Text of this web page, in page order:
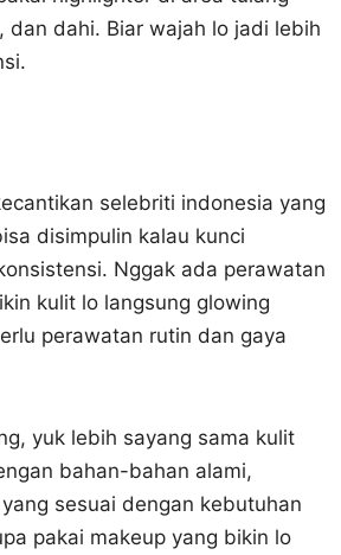
dan dahi. Biar wajah lo jadi lebih
selebriti indonesia yang
disimpulin kalau kunci
Nggak ada perawatan
kulit lo langsung glowing
perawatan rutin dan gaya
yuk lebih sayang sama kulit
bahan-bahan alami,
sesuai dengan kebutuhan
pakai makeup yang bikin lo